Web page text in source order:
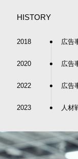
HISTORY
2018 広告
2020 広告
2022 広告
2023 人材